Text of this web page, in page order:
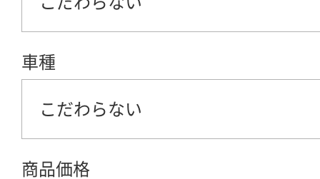
車種
こだわらない
商品価格